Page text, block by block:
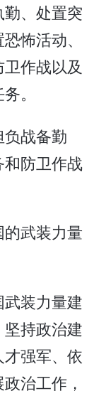
、处置突
怖活动、
作战以及
。
战备勤
防卫作战
武装力量
装力量建
持政治建
强军、依
治工作，